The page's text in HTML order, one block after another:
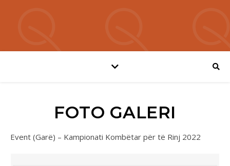
FOTO GALERI
Event (Garë) – Kampionati Kombëtar për të Rinj 2022